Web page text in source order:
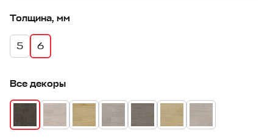
Толщина, мм
5 6
Все декоры